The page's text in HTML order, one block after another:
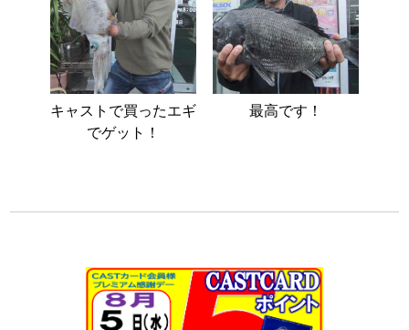
キャストで買ったエギ
でゲット！
最高です！